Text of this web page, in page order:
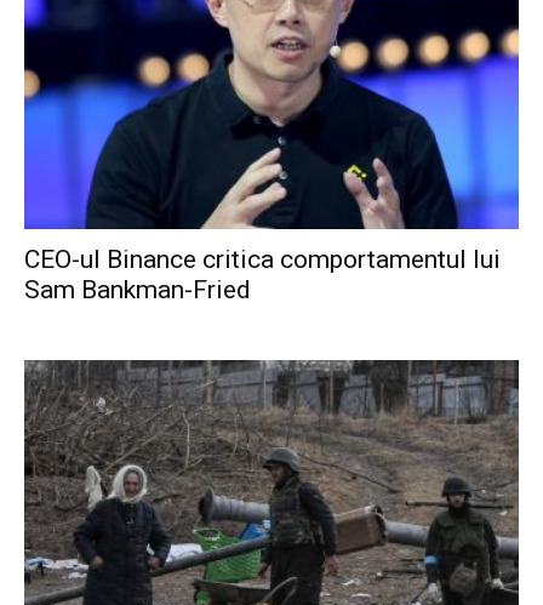
CEO-ul Binance critica comportamentul lui
Sam Bankman-Fried